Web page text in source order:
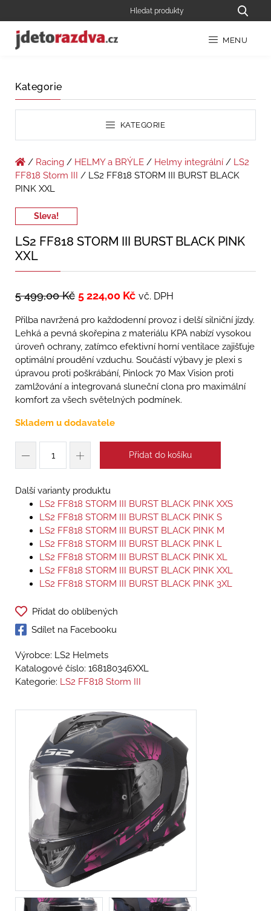
MENU
Kategorie
KATEGORIE
/ Racing / HELMY a BRÝLE / Helmy integrální / LS2
FF818 Storm III
/ LS2 FF818 STORM III BURST BLACK
PINK XXL
Sleva!
LS2 FF818 STORM III BURST BLACK PINK
XXL
5 499,00Kč 5 224,00 Kč vč. DPH
Přilba navržená pro každodenní provoz i delší silniční jízdy.
Lehká a pevná skořepina z materiálu KPA nabízí vysokou
úroveň ochrany, zatímco efektivní horní ventilace zajišťuje
optimální proudění vzduchu. Součástí výbavy je plexi s
úpravou proti poškrábání, Pinlock 70 Max Vision proti
zamlžování a integrovaná sluneční clona pro maximální
komfort za všech světelných podmínek.
Skladem u dodavatele
Přidat do košíku
Další varianty produktu
LS2 FF818 STORM III BURST BLACK PINK XXS
LS2 FF818 STORM III BURST BLACK PINK S
LS2 FF818 STORM III BURST BLACK PINK M
LS2 FF818 STORM III BURST BLACK PINK L
LS2 FF818 STORM III BURST BLACK PINK XL
LS2 FF818 STORM III BURST BLACK PINK XXL
LS2 FF818 STORM III BURST BLACK PINK 3XL
Přidat do oblíbených
Sdílet na Facebooku
Výrobce: LS2 Helmets
Katalogové číslo: 168180346XXL
Kategorie: LS2 FF818 Storm III